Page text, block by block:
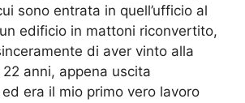
sono entrata in quell’ufficio al
edificio in mattoni riconvertito,
di aver vinto alla
anni, appena uscita
ed era il mio primo vero lavoro